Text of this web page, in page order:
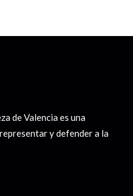
de Valencia es una
y defender a la